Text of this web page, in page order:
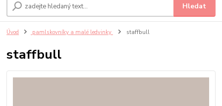
Hledat
Úvod pamlskovníky a malé ledvinky staffbull
staffbull